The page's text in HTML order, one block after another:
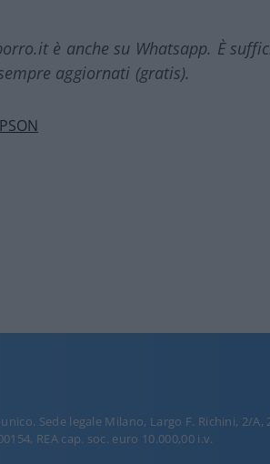
è anche su Whatsapp. È
aggiornati (gratis).
Sede legale Milano, Largo F. Richini, 2/A,
REA cap. soc. euro 10.000,00 i.v.